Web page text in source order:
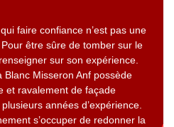
faire confiance n’est pas une
être sûre de tomber sur le
sur son expérience.
Misseron Anf possède
et ravalement de façade
années d’expérience.
s’occuper de redonner la